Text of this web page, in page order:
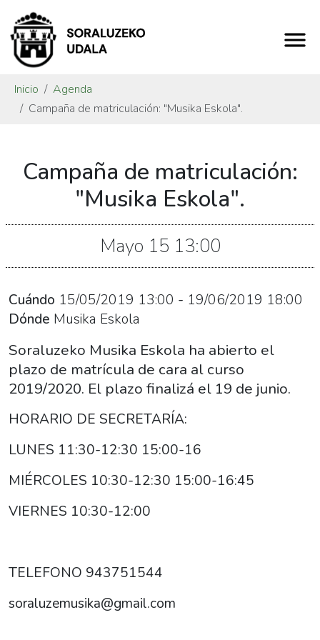
Inicio
Agenda
Campaña de matriculación: "Musika Eskola".
matriculacion-
eskola
de
"Musika
Eskola".
2019-
05-
15T15:00:00+02:00
06-
Soraluzeko
Musika
ha
plazo
matrícula
Campaña de matriculación:
"Musika Eskola".
Mayo 15 13:00
Cuándo 15/05/2019 13:00 - 19/06/2019 18:00
Dónde Musika Eskola
Soraluzeko Musika Eskola ha abierto el
plazo de matrícula de cara al curso
2019/2020. El plazo finalizá el 19 de junio.
HORARIO DE SECRETARÍA:
LUNES 11:30-12:30 15:00-16
MIÉRCOLES 10:30-12:30 15:00-16:45
VIERNES 10:30-12:00
TELEFONO 943751544
soraluzemusika@gmail.com